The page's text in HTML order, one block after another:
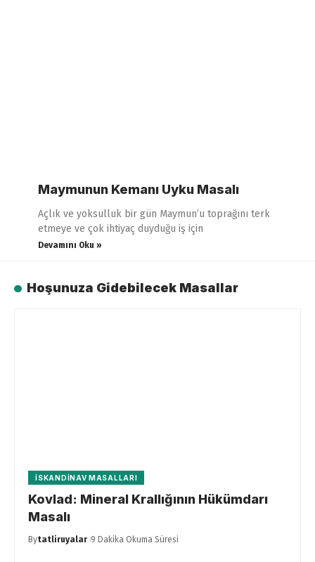
Maymunun Kemanı Uyku Masalı
Açlık ve yoksulluk bir gün Maymun’u toprağını terk
etmeye ve çok ihtiyaç duyduğu iş için
Devamını Oku »
Hoşunuza Gidebilecek Masallar
İSKANDINAV MASALLARI
Kovlad: Mineral Krallığının Hükümdarı
Masalı
Bytatliruyalar 9 Dakika Okuma Süresi